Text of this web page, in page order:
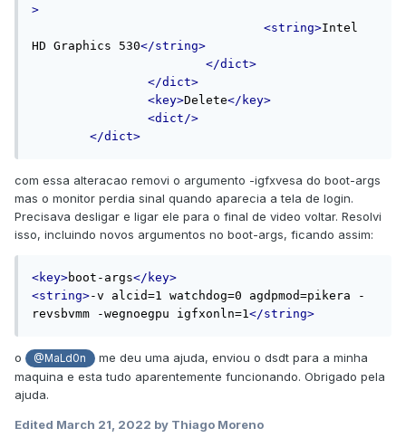
>
<string>Intel
HD Graphics 530</string>
</dict>
</dict>
<key>Delete</key>
<dict/>
</dict>
com essa alteracao removi o argumento -igfxvesa do boot-args
mas o monitor perdia sinal quando aparecia a tela de login.
Precisava desligar e ligar ele para o final de video voltar. Resolvi
isso, incluindo novos argumentos no boot-args, ficando assim:
<key>boot-args</key>
<string>-v alcid=1 watchdog=0 agdpmod=pikera -
revsbvmm -wegnoegpu igfxonln=1</string>
o @MaLd0n
me deu uma ajuda, enviou o dsdt para a minha
maquina e esta tudo aparentemente funcionando. Obrigado pela
ajuda.
Edited March 21, 2022 by Thiago Moreno